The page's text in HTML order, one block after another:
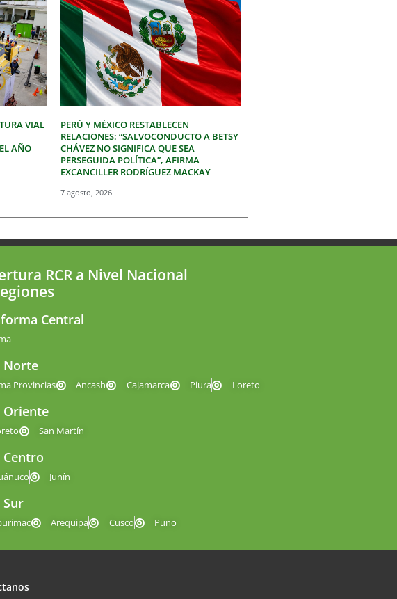
VIAL
AÑO
PERÚ Y MÉXICO RESTABLECEN
RELACIONES: “SALVOCONDUCTO A BETSY
CHÁVEZ NO SIGNIFICA QUE SEA
PERSEGUIDA POLÍTICA”, AFIRMA
EXCANCILLER RODRÍGUEZ MACKAY
7 agosto, 2026
RCR a Nivel Nacional
Central
Norte
Provincias Ancash Cajamarca Piura Loreto
Oriente
San Martín
Centro
Junín
Sur
Arequipa Cusco Puno